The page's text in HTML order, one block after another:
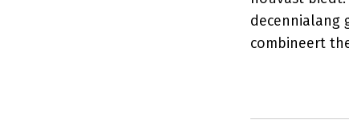
decennialang
combineert